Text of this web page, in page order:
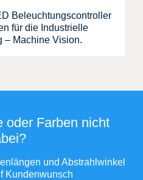
Beleuchtungscontroller
für die Industrielle
– Machine Vision.
oder Farben nicht
und Abstrahlwinkel
Kundenwunsch